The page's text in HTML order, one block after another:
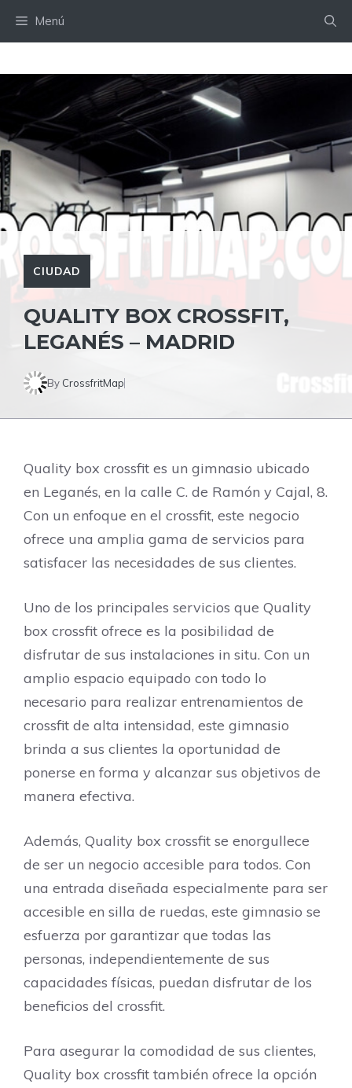
Menú
CIUDAD
QUALITY BOX CROSSFIT,
LEGANÉS – MADRID
By CrossfritMap
Quality box crossfit es un gimnasio ubicado
en Leganés, en la calle C. de Ramón y Cajal, 8.
Con un enfoque en el crossfit, este negocio
ofrece una amplia gama de servicios para
satisfacer las necesidades de sus clientes.
Uno de los principales servicios que Quality
box crossfit ofrece es la posibilidad de
disfrutar de sus instalaciones in situ. Con un
amplio espacio equipado con todo lo
necesario para realizar entrenamientos de
crossfit de alta intensidad, este gimnasio
brinda a sus clientes la oportunidad de
ponerse en forma y alcanzar sus objetivos de
manera efectiva.
Además, Quality box crossfit se enorgullece
de ser un negocio accesible para todos. Con
una entrada diseñada especialmente para ser
accesible en silla de ruedas, este gimnasio se
esfuerza por garantizar que todas las
personas, independientemente de sus
capacidades físicas, puedan disfrutar de los
beneficios del crossfit.
Para asegurar la comodidad de sus clientes,
Quality box crossfit también ofrece la opción